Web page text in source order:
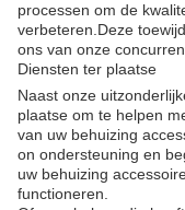
processen om de
verbeteren.Deze
ons van onze
Diensten ter plaatse
Naast onze
plaatse om te helpen
van uw behuizing
on ondersteuning en
uw behuizing
functioneren.